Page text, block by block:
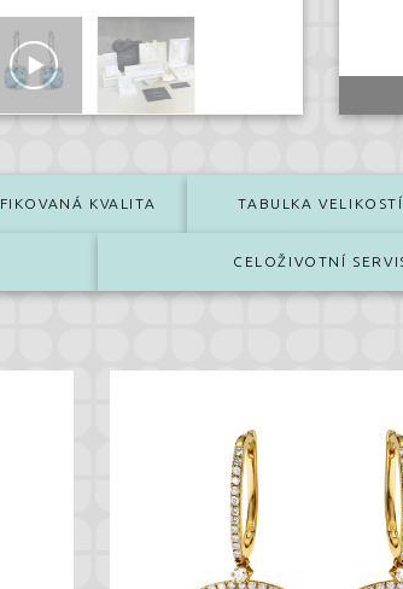
KVALITA TABULKA VELIKOSTÍ
CELOŽIVOTNÍ